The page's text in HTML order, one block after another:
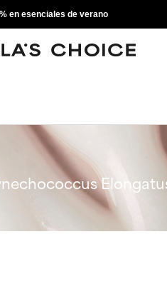
en esenciales de verano